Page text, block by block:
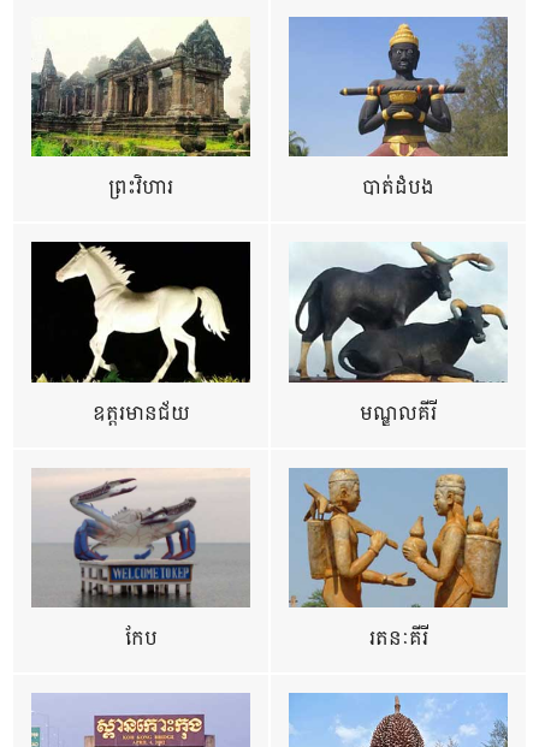
ព្រះវិហារ បាត់ដំបង
ឧត្ដរមានជ័យ មណ្ឌលគីរី
កែប រតនៈគីរី